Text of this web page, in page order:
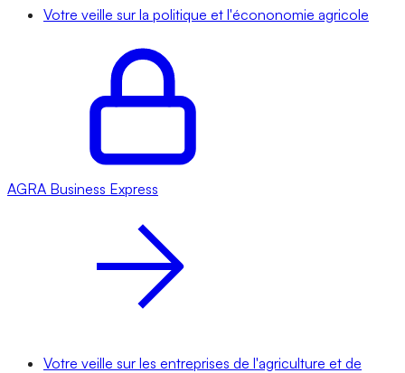
Votre veille sur la politique et l'écononomie agricole
AGRA Business Express
Votre veille sur les entreprises de l'agriculture et de